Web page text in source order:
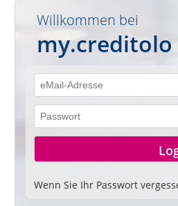
Willkommen bei
my.creditolo
Wenn Sie Ihr Passwort